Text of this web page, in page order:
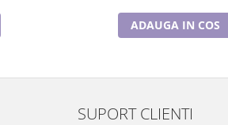
ADAUGA IN COS
SUPORT CLIENTI